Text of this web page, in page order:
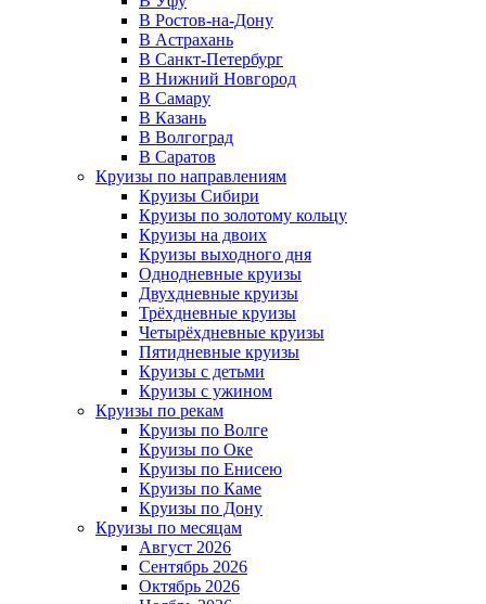
В Ростов-на-Дону
В Астрахань
В Санкт-Петербург
В Нижний Новгород
В Самару
В Казань
В Волгоград
В Саратов
Круизы по направлениям
Круизы Сибири
Круизы по золотому кольцу
Круизы на двоих
Круизы выходного дня
Однодневные круизы
Двухдневные круизы
Трёхдневные круизы
Четырёхдневные круизы
Пятидневные круизы
Круизы с детьми
Круизы с ужином
Круизы по рекам
Круизы по Волге
Круизы по Оке
Круизы по Енисею
Круизы по Каме
Круизы по Дону
Круизы по месяцам
Август 2026
Сентябрь 2026
Октябрь 2026